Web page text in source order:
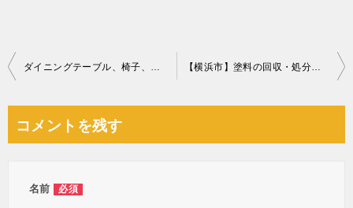
投
ビ
ダイニングテーブル、椅子、ゲート等の回収・処分ご依頼 お客様の声 【横浜市】塗料の回収・処分ご依頼
コメントを残す
名前 必須